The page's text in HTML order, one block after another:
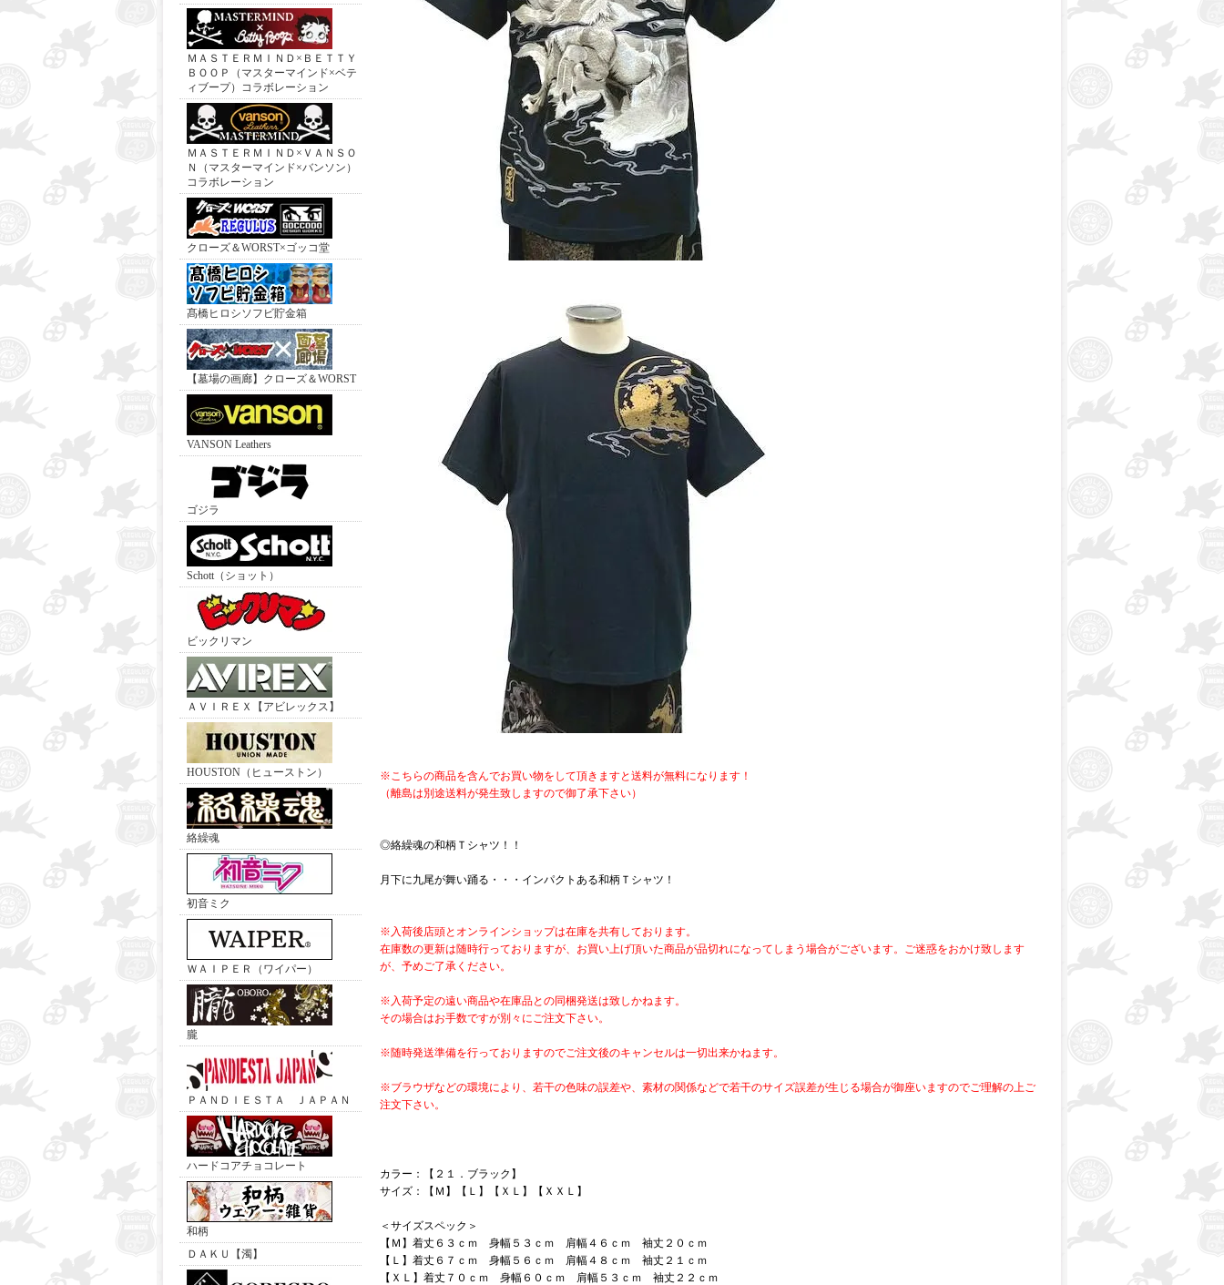
ＭＡＳＴＥＲＭＩＮＤ×ＢＥＴＴＹ
ＢＯＯＰ（マスターマインド×ベテ
ィブープ）コラボレーション
ＭＡＳＴＥＲＭＩＮＤ×ＶＡＮＳＯ
Ｎ（マスターマインド×バンソン）
コラボレーション
クローズ＆WORST×ゴッコ堂
髙橋ヒロシソフビ貯金箱
【墓場の画廊】クローズ＆WORST
VANSON Leathers
ゴジラ
Schott（ショット）
ビックリマン
ＡＶＩＲＥＸ【アビレックス】
HOUSTON（ヒューストン）
絡繰魂
初音ミク
ＷＡＩＰＥＲ（ワイパー）
朧
ＰＡＮＤＩＥＳＴＡ ＪＡＰＡＮ
ハードコアチョコレート
和柄
ＤＡＫＵ【濁】
※こちらの商品を含んでお買い物をして頂きますと送料が無料になります！
（離島は別途送料が発生致しますので御了承下さい）
◎絡繰魂の和柄Ｔシャツ！！
月下に九尾が舞い踊る・・・インパクトある和柄Ｔシャツ！
※入荷後店頭とオンラインショップは在庫を共有しております。
在庫数の更新は随時行っておりますが、お買い上げ頂いた商品が品切れになってしまう場合がございます。ご迷惑をおかけ致します
が、予めご了承ください。
※入荷予定の遠い商品や在庫品との同梱発送は致しかねます。
その場合はお手数ですが別々にご注文下さい。
※随時発送準備を行っておりますのでご注文後のキャンセルは一切出来かねます。
※ブラウザなどの環境により、若干の色味の誤差や、素材の関係などで若干のサイズ誤差が生じる場合が御座いますのでご理解の上ご
注文下さい。
カラー：【２１．ブラック】
サイズ：【Ｍ】【Ｌ】【ＸＬ】【ＸＸＬ】
＜サイズスペック＞
【Ｍ】着丈６３ｃｍ 身幅５３ｃｍ 肩幅４６ｃｍ 袖丈２０ｃｍ
【Ｌ】着丈６７ｃｍ 身幅５６ｃｍ 肩幅４８ｃｍ 袖丈２１ｃｍ
【ＸＬ】着丈７０ｃｍ 身幅６０ｃｍ 肩幅５３ｃｍ 袖丈２２ｃｍ